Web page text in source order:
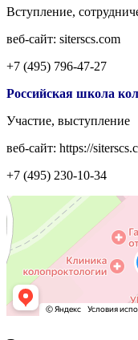
Вступление,
веб-сайт: siterscs.com
+7 (495) 796-47-27
Российская школа
Участие, выступление
веб-сайт: https://
+7 (495) 230-10-34